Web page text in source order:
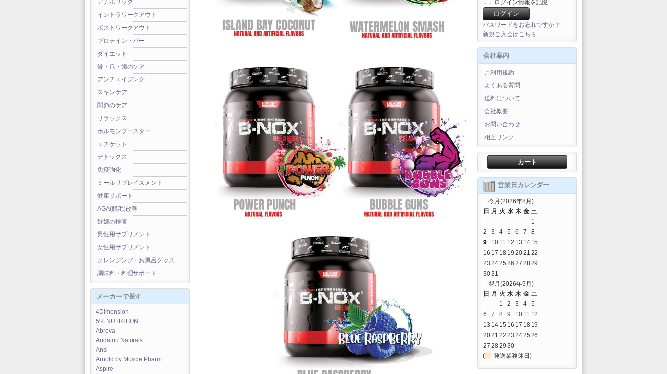
アナボリック
イントラワークアウト
ポストワークアウト
プロテイン・バー
ダイエット
骨・爪・歯のケア
アンチエイジング
スキンケア
関節のケア
リラックス
ホルモンブースター
エチケット
デトックス
免疫強化
ミールリプレイスメント
健康サポート
AGA(脱毛)改善
妊娠の検査
男性用サプリメント
女性用サプリメント
クレンジング・お風呂グッズ
調味料・料理サポート
メーカーで探す
4Dimension
5% NUTRITION
Abreva
Andalou Naturals
Ansi
Arnold by Muscle Pharm
Aspire
ログイン情報を記憶
パスワードをお忘れですか？
新規ご入会はこちら
会社案内
ご利用規約
よくある質問
送料について
会社概要
お問い合わせ
相互リンク
カート
営業日カレンダー
今月(2026年8月)
日 月 火 水 木 金 土
1
2
3 4 5 6 7
8
9
10 11 12 13 14 15
16 17 18 19 2021 22
23 2425 26 27 2829
3031
翌月(2026年9月)
日 月 火 水 木 金 土
1
2 3 4
5
6
7 8 9 10 11 12
13 14 15 16 17 18 19
2021 22 23 2425 26
27 2829 30
(
発送業務休日)